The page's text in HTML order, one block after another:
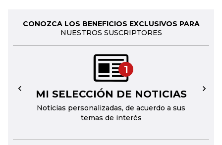
CONOZCA LOS BENEFICIOS EXCLUSIVOS PARA
NUESTROS SUSCRIPTORES
1
MI SELECCIÓN DE NOTICIAS
Noticias personalizadas, de acuerdo a sus
temas de interés
← →